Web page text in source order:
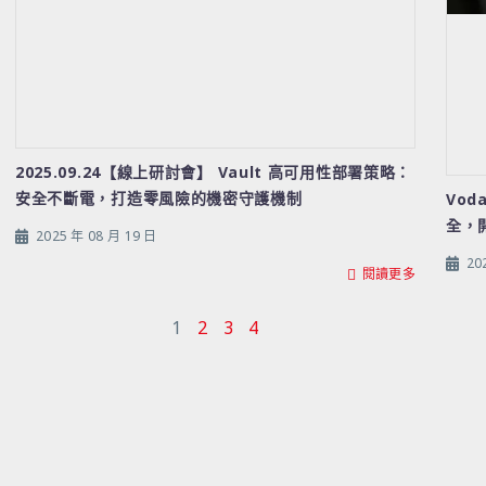
2025.09.24【線上研討會】 Vault 高可用性部署策略：
安全不斷電，打造零風險的機密守護機制
2025 年 08 月 19 日
閱讀更多
全，
1 2 3 4